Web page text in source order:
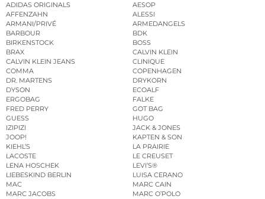
ADIDAS ORIGINALS
AESOP
AFFENZAHN
ALESSI
ARMANI/PRIVÉ
ARMEDANGELS
BARBOUR
BDK
BIRKENSTOCK
BOSS
BRAX
CALVIN KLEIN
CALVIN KLEIN JEANS
CLINIQUE
COMMA
COPENHAGEN
DR. MARTENS
DRYKORN
DYSON
ECOALF
ERGOBAG
FALKE
FRED PERRY
GOT BAG
GUESS
HUGO
IZIPIZI
JACK & JONES
JOOP!
KAPTEN & SON
KIEHL’S
LA PRAIRIE
LACOSTE
LE CREUSET
LENA HOSCHEK
LEVI’S®
LIEBESKIND BERLIN
LUISA CERANO
MAC
MARC CAIN
MARC JACOBS
MARC O’POLO